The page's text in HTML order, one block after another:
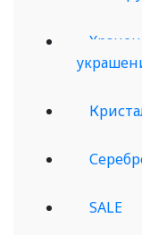
SALE